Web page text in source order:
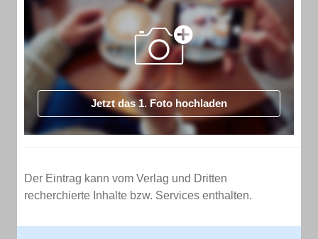
Jetzt das 1. Foto hochladen
Der Eintrag kann vom Verlag und Dritten
recherchierte Inhalte bzw. Services enthalten.